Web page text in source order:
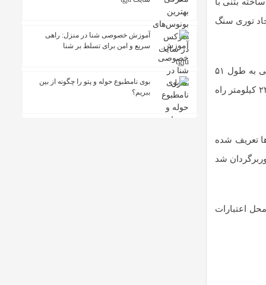
بتنی با
توری سنگ
محمدنژاد همچنین با اعلام اینکه در هفته دولت ۷۶ پروژه برای بهر برداری تکمیل شد، افزود: از این پروژه ها ۱۹ پروژه ساخت راه روستایی به طول ۵۱
کیلومتر، ۴۳ کیلومتر از محورهای روستایی در قالب ۲۱ پروژه روکش آسفالت و در حوزه راه های اصلی و شریانی برای ارتقای رویه راه ۲۳.۵ کیلومتر راه
تعریف شده
که تبدیل به دوربرگردان شد
محل اعتبارات
آموزش خصوصی شنا در منزل: راهی
سریع و امن برای تسلط بر شنا
بوی نامطبوع حوله و پتو را چگونه از بین
ببریم؟